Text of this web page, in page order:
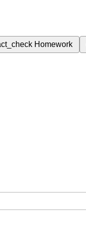
Homework